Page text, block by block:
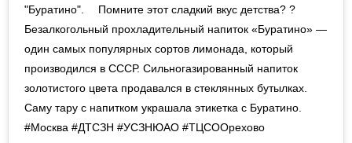
"Буратино". ⠀ Помните этот сладкий вкус детства? ? ⠀
Безалкогольный прохладительный напиток «Буратино» —
один самых популярных сортов лимонада, который
производился в СССР. Сильногазированный напиток
золотистого цвета продавался в стеклянных бутылках.
Саму тару с напитком украшала этикетка с Буратино. ⠀
#Москва #ДТСЗН #УСЗНЮАО #ТЦСООрехово